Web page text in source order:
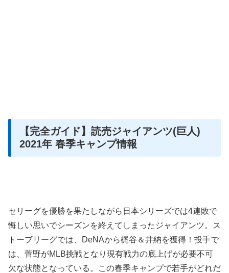
【完全ガイド】読売ジャイアンツ(巨人)
2021年 春季キャンプ情報
セリーグを優勝を果たしながら日本シリーズでは4連敗で
悔しい思いでシーズンを終えてしまったジャイアンツ。ス
トーブリーグでは、DeNAから梶谷＆井納を獲得！投手で
は、菅野がMLB挑戦となり現有戦力の底上げが必要不可
欠な状態となっている。この春季キャンプで若手がどれだ